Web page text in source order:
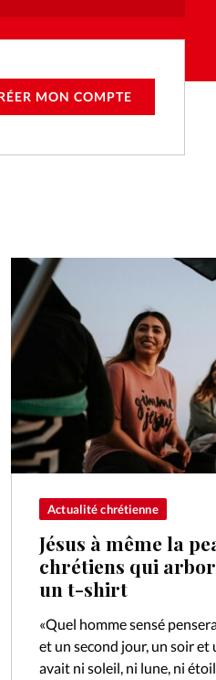
MON COMPTE
Actualité chrétienne
Jésus à même la
chrétiens qui
un t-shirt
«Quel homme sensé
et un second jour, un soir et
avait ni soleil, ni lune, ni